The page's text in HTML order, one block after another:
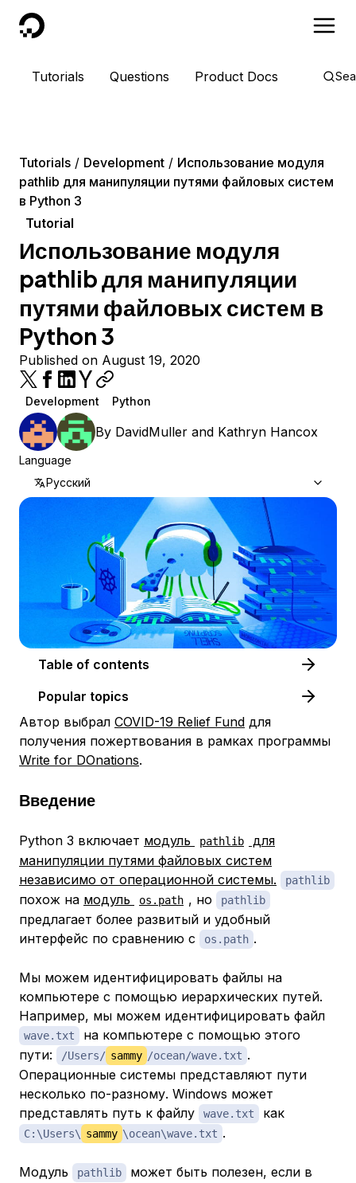
DigitalOcean
Tutorials Questions Product Docs
Tutorials Development
Использование модуля
pathlib для манипуляции путями файловых систем
в Python 3
Tutorial
Использование модуля
pathlib для манипуляции
путями файловых систем в
Python 3
Published on August 19, 2020
Development Python
By DavidMuller and Kathryn Hancox
Language
Русский
Table of contents
Popular topics
Автор выбрал COVID-19 Relief Fund для
получения пожертвования в рамках программы
Write for DOnations.
Введение
Python 3 включает модуль pathlib
для
манипуляции путями файловых систем
независимо от операционной системы.
pathlib
похож на модуль os.path , но pathlib
предлагает более развитый и удобный
интерфейс по сравнению с
os.path .
Мы можем идентифицировать файлы на
компьютере с помощью иерархических путей.
Например, мы можем идентифицировать файл
wave.txt
на компьютере с помощью этого
пути:
/Users/ sammy /ocean/wave.txt .
Операционные системы представляют пути
несколько по-разному. Windows может
представлять путь к файлу
wave.txt как
C:\Users\ sammy \ocean\wave.txt .
Модуль pathlib
может быть полезен, если в